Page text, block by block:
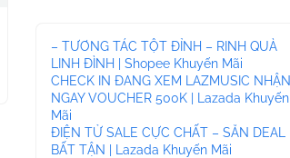
– TƯƠNG TÁC TỘT ĐỈNH – RINH QUÀ
LINH ĐÌNH | Shopee Khuyến Mãi
CHECK IN ĐANG XEM LAZMUSIC NHẬN
NGAY VOUCHER 500K | Lazada Khuyến
Mãi
ĐIỆN TỬ SALE CỰC CHẤT – SĂN DEAL
BẤT TẬN | Lazada Khuyến Mãi